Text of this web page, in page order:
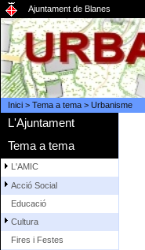
Ajuntament de Blanes
Inici> Tema a tema> Urbanisme
L'Ajuntament
Tema a tema
L'AMIC
Acció Social
Educació
Cultura
Fires i Festes